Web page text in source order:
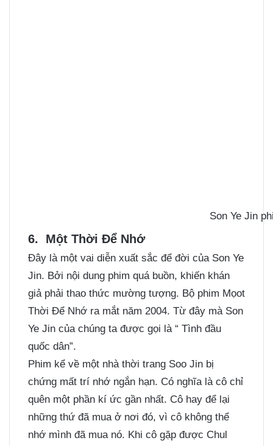
Son Ye Jin
6. Một Thời Để Nhớ
Đây là một vai diễn xuất sắc để đời của Son Ye
Jin. Bởi nội dung phim quá buồn, khiến khán
giả phải thao thức mường tượng. Bộ phim Mọot
Thời Để Nhớ ra mắt năm 2004. Từ đây mà Son
Ye Jin của chúng ta được gọi là “ Tình đầu
quốc dân”.
Phim kể về một nhà thời trang Soo Jin bị
chứng mất trí nhớ ngắn hạn. Có nghĩa là cô chỉ
quên một phần kí ức gần nhất. Cô hay để lại
những thứ đã mua ở nơi đó, vì cô không thể
nhớ mình đã mua nó. Khi cô gặp được Chul